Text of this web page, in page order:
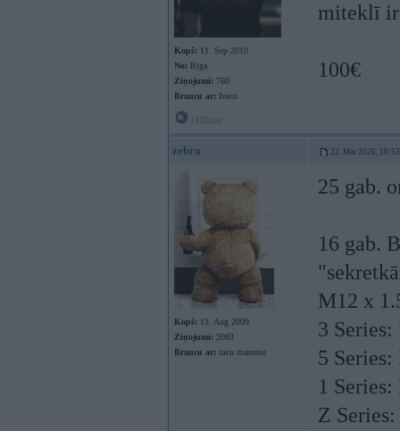
Kopš: 11. Sep 2010
No: Rīga
Ziņojumi: 760
Braucu ar: Iveco
miteklī
100€
zebra 22. Mar 2026, 10:53
Kopš: 13. Aug 2009
Ziņojumi: 2083
Braucu ar: tavu mammu
25 gab.
16 gab.
M12 x
​3
​5
​1
​Z